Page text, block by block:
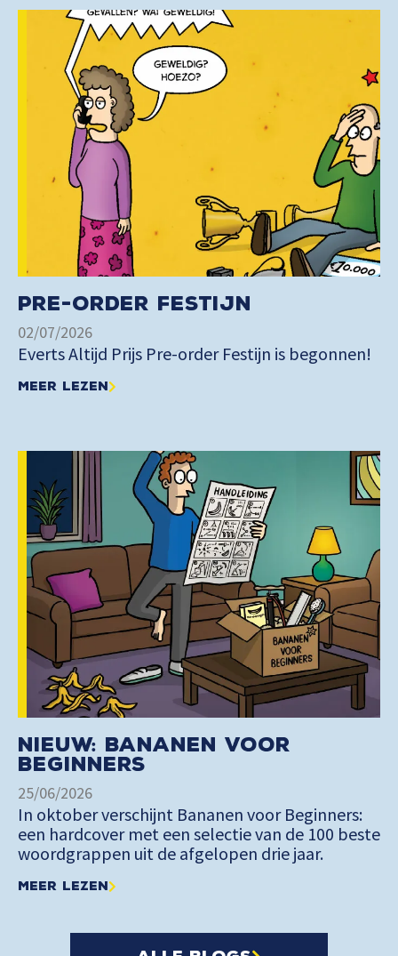
Pre-order Festijn
02/07/2026
Everts Altijd Prijs Pre-order Festijn is begonnen!
Meer lezen
Nieuw: Bananen voor
Beginners
25/06/2026
In oktober verschijnt Bananen voor Beginners:
een hardcover met een selectie van de 100 beste
woordgrappen uit de afgelopen drie jaar.
Meer lezen